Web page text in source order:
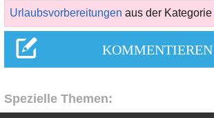
Urlaubsvorbereitungen aus der Kategorie
Spezielle Themen: